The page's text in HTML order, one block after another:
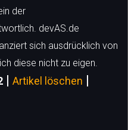
der
devAS.de
sich ausdrücklich von
diese nicht zu eigen.
| Artikel löschen |